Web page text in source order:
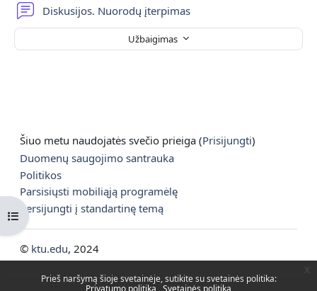
Prieš naršymą šioje svetainėje, sutikite su svetainės politika:
Privatumo politika Svetainės politika
Atverti kurso rodyklę
Diskusijos. Nuorodų įterpimas
Užbaigimas
Šiuo metu naudojatės svečio prieiga (Prisijungti)
Duomenų saugojimo santrauka
Politikos
Parsisiųsti mobiliąją programėlę
Persijungti į standartinę temą
© ktu.edu, 2024